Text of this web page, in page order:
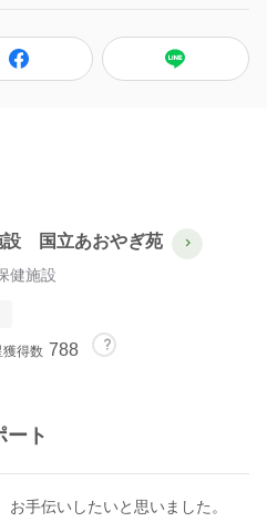
設 国立あおやぎ苑
健施設
獲得数 788
ート
お手伝いしたいと思いました。